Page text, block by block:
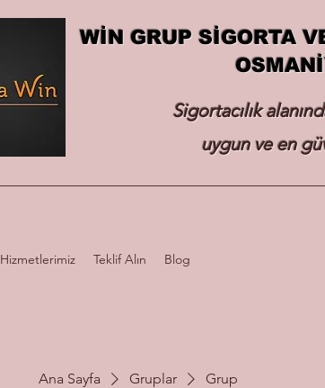
WİN GRUP SİGORTA
Sigortacılık
uygun ve en
Hizmetlerimiz Teklif Alın Blog
Ana Sayfa Gruplar Grup